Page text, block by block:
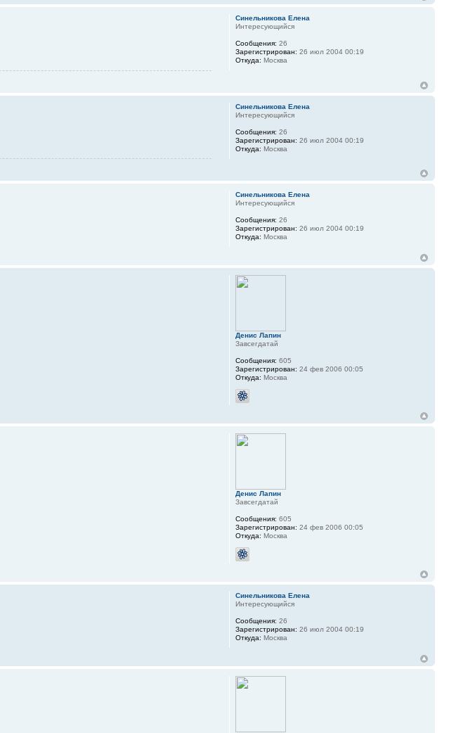
Синельникова Елена
Интересующийся
Сообщения: 26
Зарегистрирован: 26 июл 2004 00:19
Откуда: Москва
Синельникова Елена
Интересующийся
Сообщения: 26
Зарегистрирован: 26 июл 2004 00:19
Откуда: Москва
Синельникова Елена
Интересующийся
Сообщения: 26
Зарегистрирован: 26 июл 2004 00:19
Откуда: Москва
Денис Лапин
Завсегдатай
Сообщения: 605
Зарегистрирован: 24 фев 2006 00:05
Откуда: Москва
Денис Лапин
Завсегдатай
Сообщения: 605
Зарегистрирован: 24 фев 2006 00:05
Откуда: Москва
Синельникова Елена
Интересующийся
Сообщения: 26
Зарегистрирован: 26 июл 2004 00:19
Откуда: Москва